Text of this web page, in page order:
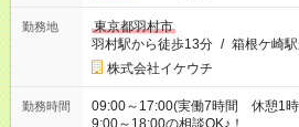
勤務地
東京都羽村市
羽村駅から徒歩13分 / 箱根ケ崎
株式会社イケウチ
勤務時間
09:00～17:00(実働7時間 休憩1
9:00～18:00の相談OK♪！